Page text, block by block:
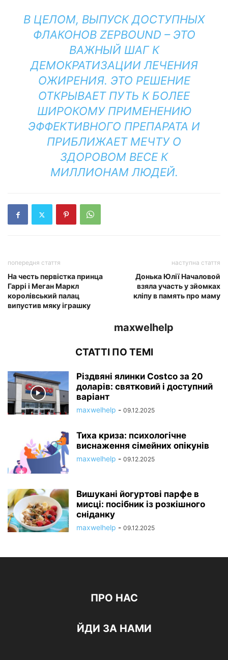
В ЦЕЛОМ, ВЫПУСК ДОСТУПНЫХ
ФЛАКОНОВ ZEPBOUND – ЭТО
ВАЖНЫЙ ШАГ К
ДЕМОКРАТИЗАЦИИ ЛЕЧЕНИЯ
ОЖИРЕНИЯ. ЭТО РЕШЕНИЕ
ОТКРЫВАЕТ ПУТЬ К БОЛЕЕ
ШИРОКОМУ ПРИМЕНЕНИЮ
ЭФФЕКТИВНОГО ПРЕПАРАТА И
ПРИБЛИЖАЕТ МЕЧТУ О
ЗДОРОВОМ ВЕСЕ К
МИЛЛИОНАМ ЛЮДЕЙ.
попередня стаття
На честь первістка принца
Гаррі і Меган Маркл
королівський палац
випустив мяку іграшку
наступна стаття
Донька Юлії Началовой
взяла участь у зйомках
кліпу в память про маму
maxwelhelp
СТАТТІ ПО ТЕМІ
Різдвяні ялинки Costco за 20
доларів: святковий і доступний
варіант
maxwelhelp - 09.12.2025
Тиха криза: психологічне
виснаження сімейних опікунів
maxwelhelp - 09.12.2025
Вишукані йогуртові парфе в
мисці: посібник із розкішного
сніданку
maxwelhelp - 09.12.2025
ПРО НАС
ЙДИ ЗА НАМИ